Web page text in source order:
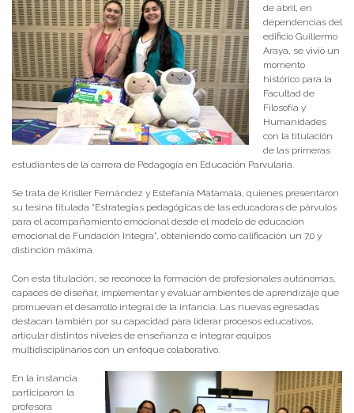
de abril, en
dependencias del
edificio Guillermo
Araya, se vivió un
momento
histórico para la
Facultad de
Filosofía y
Humanidades
con la titulación
de las primeras
estudiantes de la carrera de Pedagogía en Educación Parvularia.
Se trata de Krisller Fernández y Estefanía Matamala, quienes presentaron
su tesina titulada “Estrategias pedagógicas de las educadoras de párvulos
para el acompañamiento emocional desde el modelo de educación
emocional de Fundación Integra”, obteniendo como calificación un 7.0 y
distinción máxima.
Con esta titulación, se reconoce la formación de profesionales autónomas,
capaces de diseñar, implementar y evaluar ambientes de aprendizaje que
promuevan el desarrollo integral de la infancia. Las nuevas egresadas
destacan también por su capacidad para liderar procesos educativos,
articular distintos niveles de enseñanza e integrar equipos
multidisciplinarios con un enfoque colaborativo.
En la instancia
participaron la
profesora